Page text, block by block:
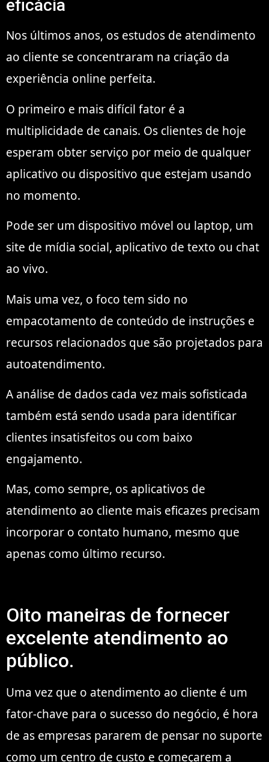
eficácia
Nos últimos anos, os estudos de atendimento
ao cliente se concentraram na criação da
experiência online perfeita.
O primeiro e mais difícil fator é a
multiplicidade de canais. Os clientes de hoje
esperam obter serviço por meio de qualquer
aplicativo ou dispositivo que estejam usando
no momento.
Pode ser um dispositivo móvel ou laptop, um
site de mídia social, aplicativo de texto ou chat
ao vivo.
Mais uma vez, o foco tem sido no
empacotamento de conteúdo de instruções e
recursos relacionados que são projetados para
autoatendimento.
A análise de dados cada vez mais sofisticada
também está sendo usada para identificar
clientes insatisfeitos ou com baixo
engajamento.
Mas, como sempre, os aplicativos de
atendimento ao cliente mais eficazes precisam
incorporar o contato humano, mesmo que
apenas como último recurso.
Oito maneiras de fornecer
excelente atendimento ao
público.
Uma vez que o atendimento ao cliente é um
fator-chave para o sucesso do negócio, é hora
de as empresas pararem de pensar no suporte
como um centro de custo e começarem a